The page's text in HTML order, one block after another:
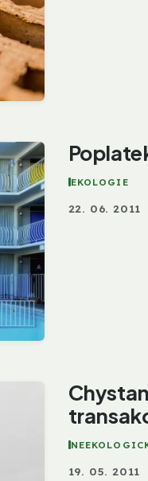
EKOLOGIE
22. 06. 2011
19. 05. 2011